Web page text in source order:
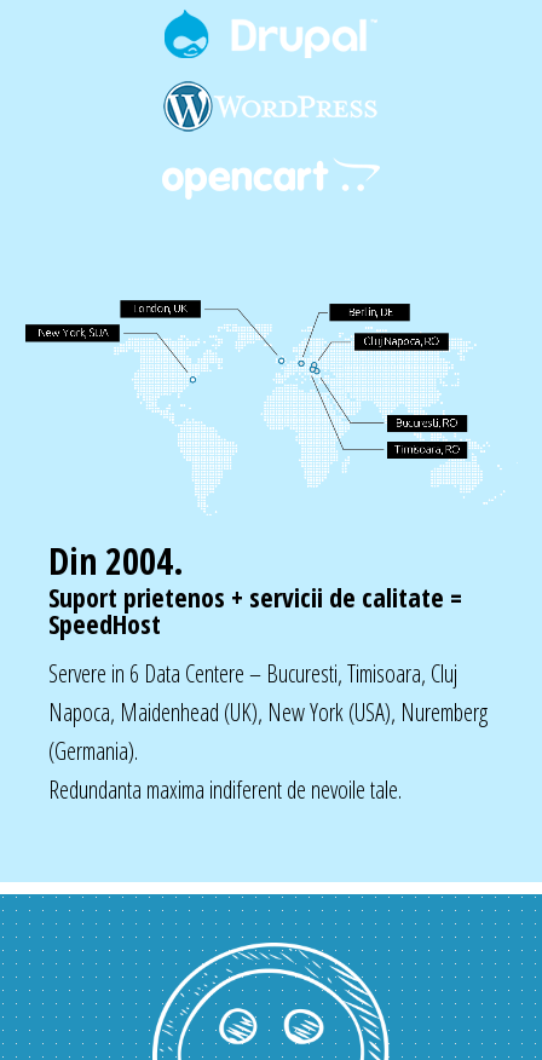
Din 2004.
Suport prietenos + servicii de calitate =
SpeedHost
Servere in 6 Data Centere – Bucuresti, Timisoara, Cluj
Napoca, Maidenhead (UK), New York (USA), Nuremberg
(Germania).
Redundanta maxima indiferent de nevoile tale.